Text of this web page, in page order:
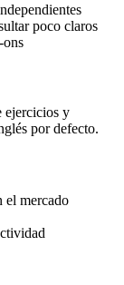
poco claros
ejercicios y
por defecto.
el mercado